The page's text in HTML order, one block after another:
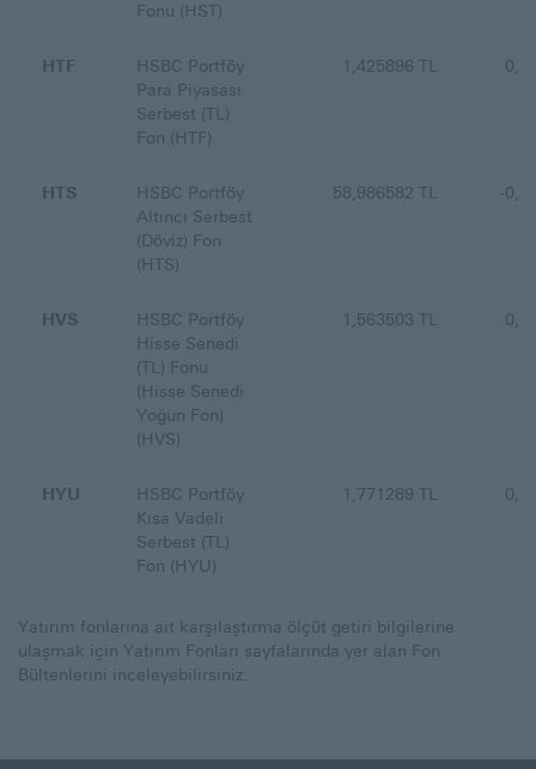
Fonu (HST)
HTF
HSBC Portföy
Para Piyasası
Serbest (TL)
Fon (HTF)
1,425896 TL
HTS
HSBC Portföy
Altıncı Serbest
(Döviz) Fon
(HTS)
58,986582 TL -
HVS
HSBC Portföy
Hisse Senedi
(TL) Fonu
(Hisse Senedi
Yoğun Fon)
(HVS)
1,563503 TL
HYU
HSBC Portföy
Kısa Vadeli
Serbest (TL)
Fon (HYU)
1,771289 TL
Yatırım fonlarına ait karşılaştırma ölçüt getiri bilgilerine
ulaşmak için Yatırım Fonları sayfalarında yer alan Fon
Bültenlerini inceleyebilirsiniz.